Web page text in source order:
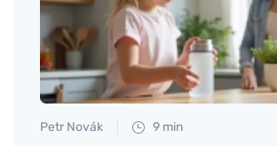
Petr Novák 9 min